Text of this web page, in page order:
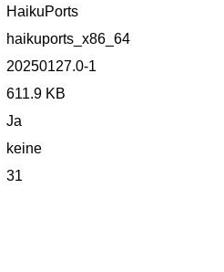
HaikuPorts
haikuports_x86_64
20250127.0-1
611.9 KB
Ja
keine
31